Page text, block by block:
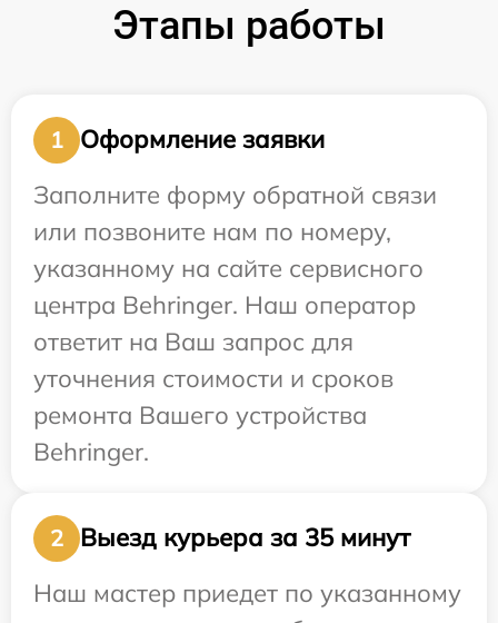
Этапы работы
1
Оформление заявки
Заполните форму обратной связи
или позвоните нам по номеру,
указанному на сайте сервисного
центра Behringer. Наш оператор
ответит на Ваш запрос для
уточнения стоимости и сроков
ремонта Вашего устройства
Behringer.
2
Выезд курьера за 35 минут
Наш мастер приедет по указанному